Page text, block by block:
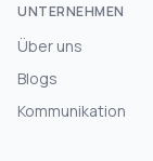
UNTERNEHMEN
Über uns
Blogs
Kommunikation